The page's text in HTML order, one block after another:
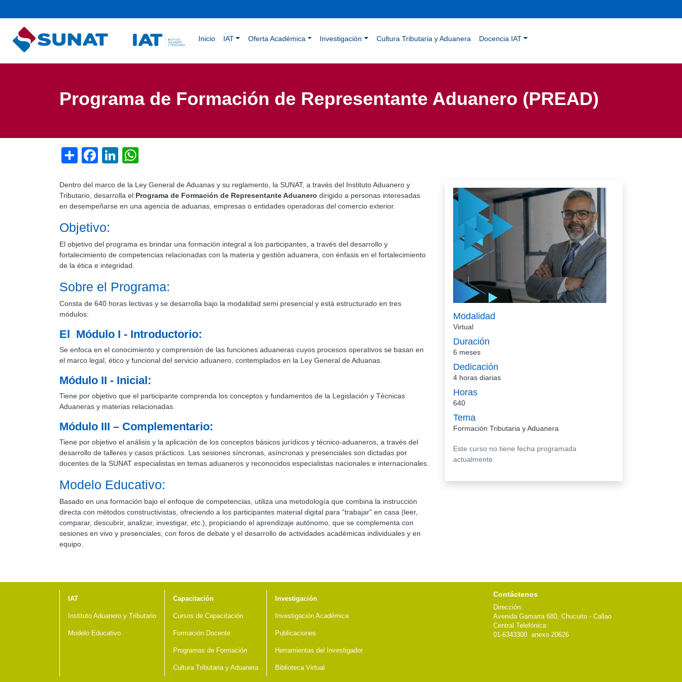
principal
Navegación principal
Inicio IAT Oferta Académica Investigación Cultura Tributaria y Aduanera Docencia IAT
Programa de Formación de Representante Aduanero (PREAD)
ShareFacebook
LinkedIn
Dentro del marco de la Ley General de Aduanas y su reglamento, la SUNAT, a través del Instituto Aduanero y
Tributario, desarrolla el Programa de Formación de Representante Aduanero dirigido a personas interesadas
en desempeñarse en una agencia de aduanas, empresas o entidades operadoras del comercio exterior.
Objetivo:
El objetivo del programa es brindar una formación integral a los participantes, a través del desarrollo y
fortalecimiento de competencias relacionadas con la materia y gestión aduanera, con énfasis en el fortalecimiento
de la ética e integridad.
Sobre el Programa:
Consta de 640 horas lectivas y se desarrolla bajo la modalidad semi presencial y está estructurado en tres
módulos:
El Módulo I - Introductorio:
Se enfoca en el conocimiento y comprensión de las funciones aduaneras cuyos procesos operativos se basan en
el marco legal, ético y funcional del servicio aduanero, contemplados en la Ley General de Aduanas.
Módulo II - Inicial:
Tiene por objetivo que el participante comprenda los conceptos y fundamentos de la Legislación y Técnicas
Aduaneras y materias relacionadas.
Módulo III – Complementario:
Tiene por objetivo el análisis y la aplicación de los conceptos básicos jurídicos y técnico-aduaneros, a través del
desarrollo de talleres y casos prácticos. Las sesiones síncronas, asíncronas y presenciales son dictadas por
docentes de la SUNAT especialistas en temas aduaneros y reconocidos especialistas nacionales e internacionales.
Modelo Educativo:
Basado en una formación bajo el enfoque de competencias, utiliza una metodología que combina la instrucción
directa con métodos constructivistas, ofreciendo a los participantes material digital para “trabajar” en casa (leer,
comparar, descubrir, analizar, investigar, etc.), propiciando el aprendizaje autónomo, que se complementa con
sesiones en vivo y presenciales, con foros de debate y el desarrollo de actividades académicas individuales y en
equipo.
Modalidad
Virtual
Duración
6 meses
Dedicación
4 horas diarias
Horas
640
Tema
Formación Tributaria y Aduanera
Este curso no tiene fecha programada
actualmente
Menú del pie
IAT
Instituto Aduanero y Tributario
Modelo Educativo
Capacitación
Cursos de Capacitación
Formación Docente
Programas de Formación
Cultura Tributaria y Aduanera
Investigación
Investigación Académica
Publicaciones
Herramientas del Investigador
Biblioteca Virtual
Contáctenos
Dirección:
Avenida Gamarra 680, Chucuito - Callao
Central Telefónica:
01-6343300 anexo 20626